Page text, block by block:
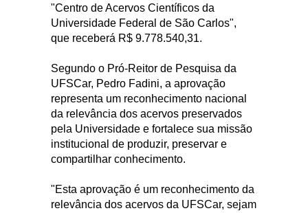
"Centro de Acervos Científicos da
Universidade Federal de São Carlos",
que receberá R$ 9.778.540,31.
Segundo o Pró-Reitor de Pesquisa da
UFSCar, Pedro Fadini, a aprovação
representa um reconhecimento nacional
da relevância dos acervos preservados
pela Universidade e fortalece sua missão
institucional de produzir, preservar e
compartilhar conhecimento.
"Esta aprovação é um reconhecimento da
relevância dos acervos da UFSCar, sejam